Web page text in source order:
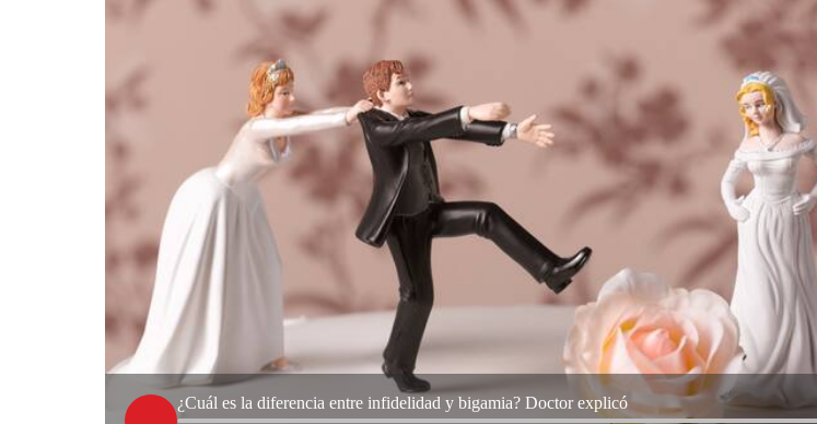
¿Cuál es la diferencia entre infidelidad y bigamia? Doctor explicó